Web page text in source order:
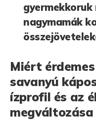
gyermekkoruk
nagymamák
Miért
savanyú
ízprofil és az
megváltozása